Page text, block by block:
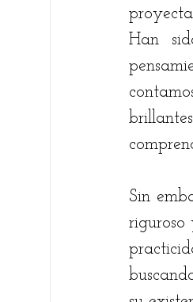
Han
Sin
riguroso